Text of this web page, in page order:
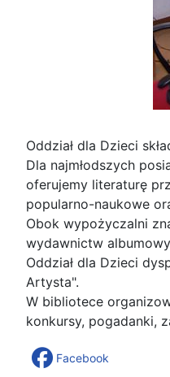
Oddział dla Dzieci
Dla najmłodszych
oferujemy literaturę
popularno-naukowe
Obok wypożyczalni
wydawnictw
Oddział dla Dzieci
Artysta".
W bibliotece
konkursy, pogadanki,
Facebook